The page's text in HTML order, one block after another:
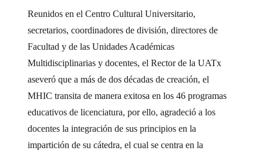
Reunidos en el Centro Cultural Universitario,
secretarios, coordinadores de división, directores de
Facultad y de las Unidades Académicas
Multidisciplinarias y docentes, el Rector de la UATx
aseveró que a más de dos décadas de creación, el
MHIC transita de manera exitosa en los 46 programas
educativos de licenciatura, por ello, agradeció a los
docentes la integración de sus principios en la
impartición de su cátedra, el cual se centra en la